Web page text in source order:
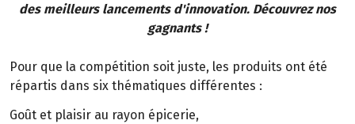
des meilleurs lancements d'innovation. Découvrez nos
gagnants !
Pour que la compétition soit juste, les produits ont été
répartis dans six thématiques différentes :
Goût et plaisir au rayon épicerie,